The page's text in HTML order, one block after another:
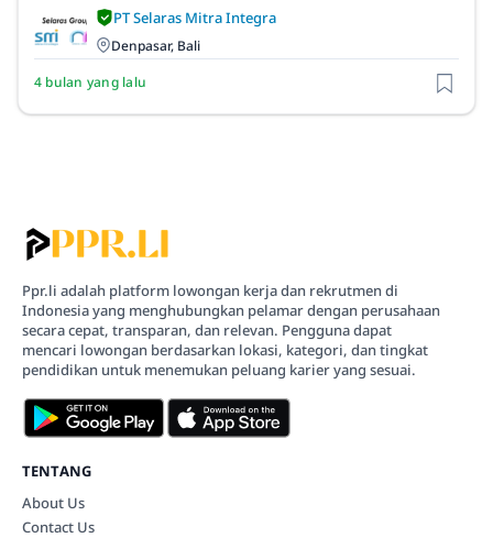
PT Selaras Mitra Integra
Denpasar, Bali
4 bulan yang lalu
Ppr.li adalah platform lowongan kerja dan rekrutmen di
Indonesia yang menghubungkan pelamar dengan perusahaan
secara cepat, transparan, dan relevan. Pengguna dapat
mencari lowongan berdasarkan lokasi, kategori, dan tingkat
pendidikan untuk menemukan peluang karier yang sesuai.
TENTANG
About Us
Contact Us